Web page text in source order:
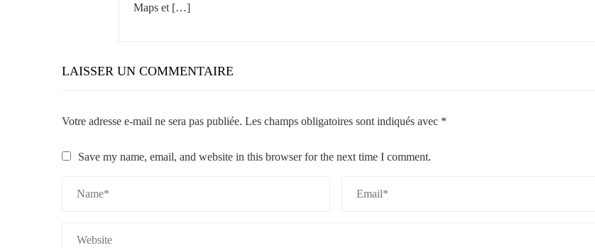
Maps et […]
LAISSER UN COMMENTAIRE
Votre adresse e-mail ne sera pas publiée. Les champs obligatoires sont indiqués avec *
Save my name, email, and website in this browser for the next time I comment.